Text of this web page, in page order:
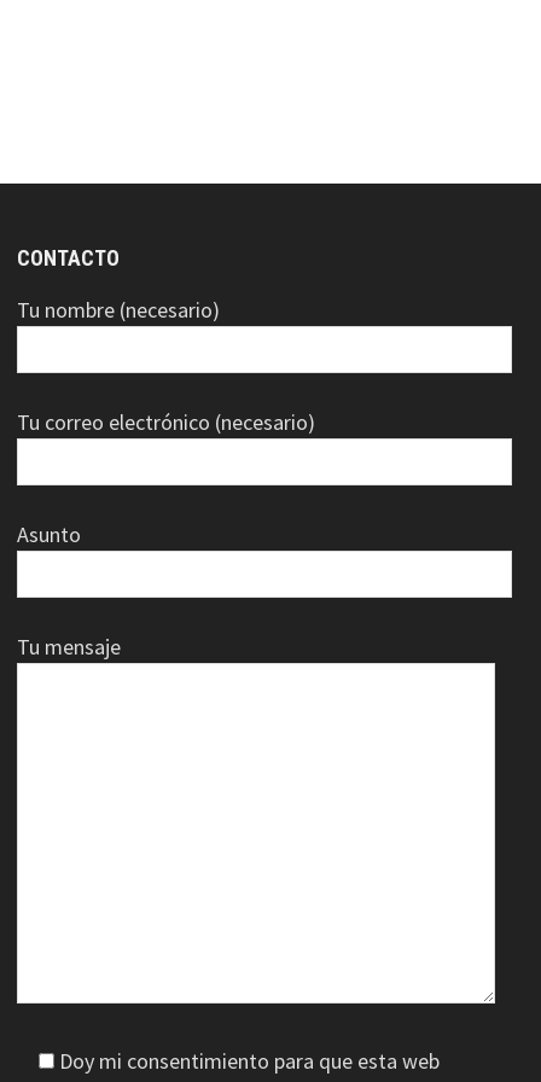
CONTACTO
Tu nombre (necesario)
Tu correo electrónico (necesario)
Asunto
Tu mensaje
Doy mi consentimiento para que esta web